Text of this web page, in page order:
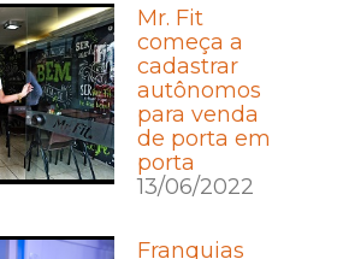
Mr. Fit
começa a
cadastrar
autônomos
para venda
de porta em
porta
13/06/2022
Franquias